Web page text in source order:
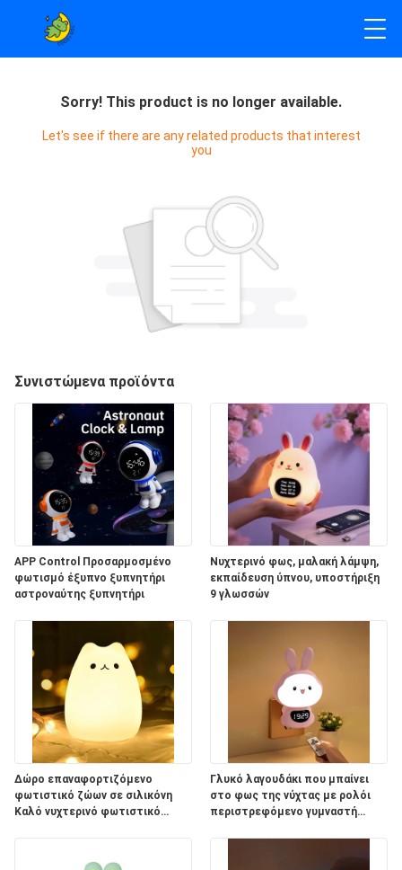
Sorry! This product is no longer available.
Let's see if there are any related products that interest
you
Συνιστώμενα προϊόντα
APP Control Προσαρμοσμένο
φωτισμό έξυπνο ξυπνητήρι
αστροναύτης ξυπνητήρι
Νυχτερινό φως, μαλακή λάμψη,
εκπαίδευση ύπνου, υποστήριξη
9 γλωσσών
Δώρο επαναφορτιζόμενο
φωτιστικό ζώων σε σιλικόνη
Καλό νυχτερινό φωτιστικό
Γλυκό λαγουδάκι που μπαίνει
στο φως της νύχτας με ρολόι
περιστρεφόμενο γυμναστή